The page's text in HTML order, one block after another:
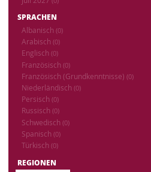
SPRACHEN
Albanisch (0)
Arabisch (0)
Englisch (0)
Französisch (0)
Französisch (Grundkenntnisse) (0)
Niederländisch (0)
Persisch (0)
Russisch (0)
Schwedisch (0)
Spanisch (0)
Türkisch (0)
REGIONEN